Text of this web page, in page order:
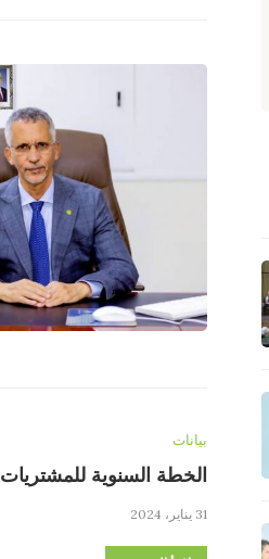
بيانات
الخطة السنوية للمشتريات 2024
31 يناير، 2024